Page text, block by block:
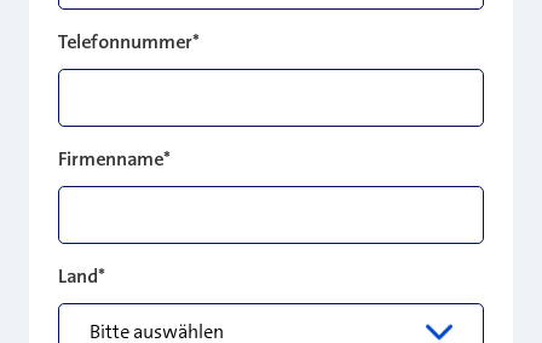
Telefonnummer*
Firmenname*
Land*